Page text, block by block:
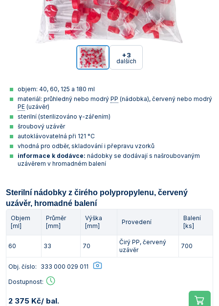
+3
dalších
objem: 40, 60, 125 a 180 ml
materiál: průhledný nebo modrý PP (nádobka), červený nebo modrý
PE (uzávěr)
sterilní (sterilizováno γ-zářením)
šroubový uzávěr
autoklávovatelná při 121 °C
vhodná pro odběr, skladování i přepravu vzorků
informace k dodávce: nádobky se dodávají s našroubovaným
uzávěrem v hromadném balení
Sterilní nádobky z čirého polypropylenu, červený
uzávěr, hromadné balení
Objem
[ml]
Průměr
[mm]
Výška
[mm]
Provedení
Balení
[ks]
60 33 70
Čirý PP, červený
uzávěr
700
Obj. číslo: 333 000 029 011
Dostupnost:
2 375 Kč/ bal.